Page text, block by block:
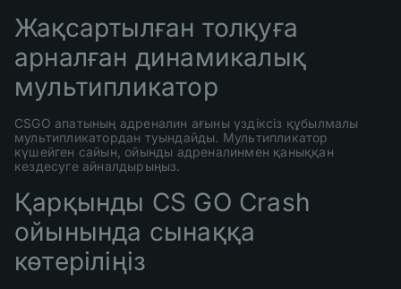
Жақсартылған толқуға
арналған динамикалық
мультипликатор
CSGO апатының адреналин ағыны үздіксіз құбылмалы
мультипликатордан туындайды. Мультипликатор
күшейген сайын, ойынды адреналинмен қаныққан
кездесуге айналдырыңыз.
Қарқынды CS GO Crash
ойынында сынаққа
көтеріліңіз